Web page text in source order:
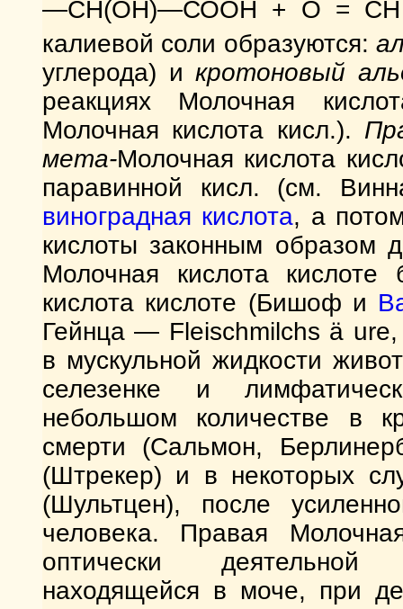
—СН(ОН)—СООН + О =
калиевой соли образуются:
углерода) икротоновый
реакциях Молочная
Молочная кислота кисл.).
мета-Молочная кислота
паравинной кисл. (см.
виноградная кислота, а
кислоты законным образом
Молочная кислота
кислота кислоте (Бишоф и
Гейнца — Fleischmilchs ä ure,
в мускульной жидкости
селезенке и
небольшом количестве в
смерти (Сальмон,
(Штрекер) и в некоторых
(Шультцен), после
человека. Правая
оптически
находящейся в моче, при